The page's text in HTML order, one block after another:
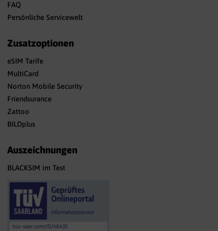
FAQ
Persönliche Servicewelt
Zusatzoptionen
eSIM Tarife
MultiCard
Norton Mobile Security
Friendsurance
Zattoo
BILDplus
Auszeichnungen
BLACKSIM im Test